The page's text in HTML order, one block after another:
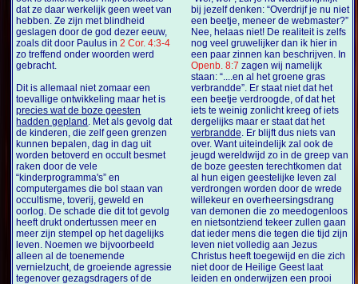
dat ze daar werkelijk geen weet van
hebben. Ze zijn met blindheid
geslagen door de god dezer eeuw,
zoals dit door Paulus in2 Cor. 4:3-4
zo treffend onder woorden werd
gebracht.
Dit is allemaal niet zomaar een
toevallige ontwikkeling maar het is
precies wat de boze geesten
hadden gepland . Met als gevolg dat
de kinderen, die zelf geen grenzen
kunnen bepalen, dag in dag uit
worden betoverd en occult besmet
raken door de vele
“kinderprogramma's” en
computergames die bol staan van
occultisme, toverij, geweld en
oorlog. De schade die dit tot gevolg
heeft drukt ondertussen meer en
meer zijn stempel op het dagelijks
leven. Noemen we bijvoorbeeld
alleen al de toenemende
vernielzucht, de groeiende agressie
tegenover gezagsdragers of de
bij jezelf denken: “Overdrijf je nu niet
een beetje, meneer de webmaster?”
Nee, helaas niet! De realiteit is zelfs
nog veel gruwelijker dan ik hier in
een paar zinnen kan beschrijven. In
Openb. 8:7 zagen wij namelijk
staan: “....en al het groene gras
verbrandde”. Er staat niet dat het
een beetje verdroogde, of dat het
iets te weinig zonlicht kreeg of iets
dergelijks maar er staat dat het
verbrandde. Er blijft dus niets van
over. Want uiteindelijk zal ook de
jeugd wereldwijd zo in de greep van
de boze geesten terechtkomen dat
al hun eigen geestelijke leven zal
verdrongen worden door de wrede
willekeur en overheersingsdrang
van demonen die zo meedogenloos
en nietsontziend tekeer zullen gaan
dat ieder mens die tegen die tijd zijn
leven niet volledig aan Jezus
Christus heeft toegewijd en die zich
niet door de Heilige Geest laat
leiden en onderwijzen een prooi